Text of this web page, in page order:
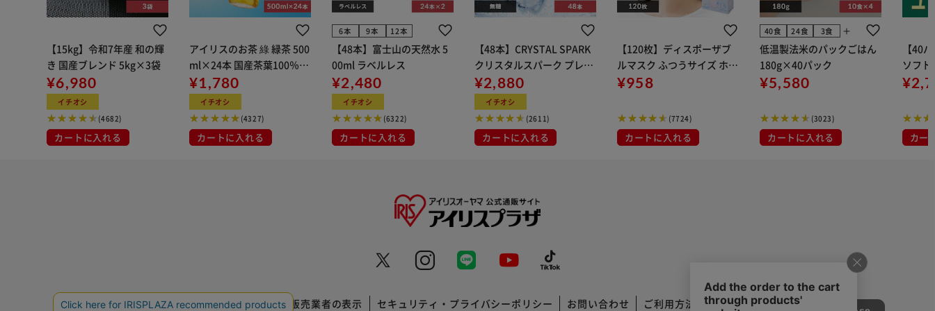
【15kg】令和7年産 和の輝
き 国産ブレンド 5kg×3袋
¥6,980
イチオシ
(4682)
カートに入れる
アイリスのお茶 綠 緑茶 500
ml×24本 国産茶葉100％使
用
¥1,780
イチオシ
(4327)
カートに入れる
6本 9本 12本
【48本】富士山の天然水 5
00ml ラベルレス
¥2,480
イチオシ
(6322)
カートに入れる
【48本】CRYSTAL SPARK
クリスタルスパーク プレー
ン 500ml
¥2,880
イチオシ
(2611)
カートに入れる
【120枚】ディスポーザブ
ルマスク ふつうサイズ ホワ
イト 大容量 DISPOSABLE
布
¥958
(7724)
カートに入れる
40食 24食 3食 add
低温製法米のパックごはん
180g×40パック
¥5,580
(3023)
カートに入れる
【40
ソフ
組) 5
カー
特定商取引法に基づく通信販売業者の表示 セキュリティ・プライバシーポリシー お問い合わせ ご利用方法 ご利用規約